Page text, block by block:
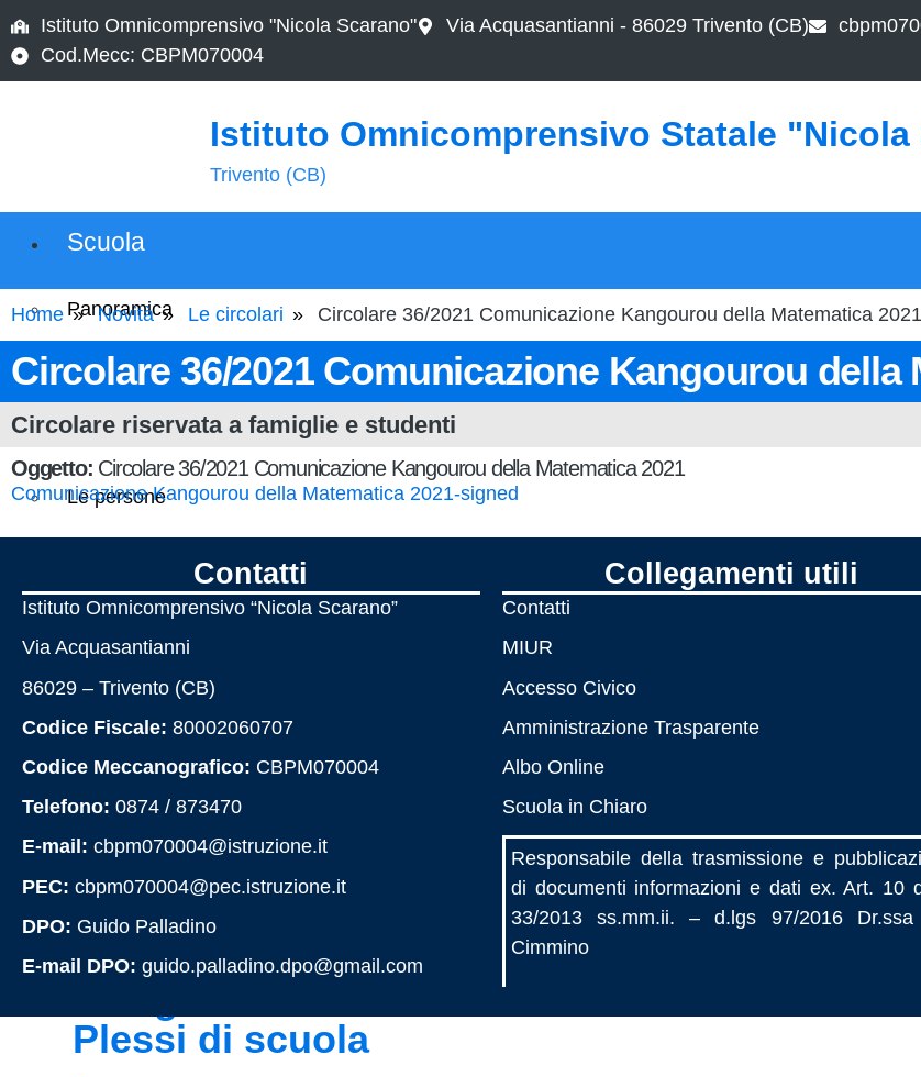
Istituto Omnicomprensivo "Nicola Scarano" Via Acquasantianni - 86029 Trivento (CB)
Cod.Mecc: CBPM070004
Istituto Omnicomprensivo Statale "Nicola
Trivento (CB)
Scuola
Panoramica
Presentazione
I luoghi
Le persone
I numeri della scuola
Le carte della scuola
Organizzazione
Panoramica
Presentazione
Chi siamo
Plessi di scuola
Home Novità Le circolari Circolare 36/2021 Comunicazione Kangourou della Matematica 2021
Circolare 36/2021 Comunicazione Kangourou della
Circolare riservata a famiglie e studenti
Oggetto: Circolare 36/2021 Comunicazione Kangourou della Matematica 2021
Comunicazione Kangourou della Matematica 2021-signed
Contatti
Istituto Omnicomprensivo “Nicola Scarano”
Via Acquasantianni
86029 – Trivento (CB)
Codice Fiscale: 80002060707
Codice Meccanografico: CBPM070004
Telefono: 0874 / 873470
E-mail: cbpm070004@istruzione.it
PEC: cbpm070004@pec.istruzione.it
DPO: Guido Palladino
E-mail DPO: guido.palladino.dpo@gmail.com
Collegamenti utili
Contatti
MIUR
Accesso Civico
Amministrazione Trasparente
Albo Online
Scuola in Chiaro
Responsabile della trasmissione e
di documenti informazioni e dati ex. Art. 10
33/2013 ss.mm.ii. – d.lgs 97/2016
Cimmino